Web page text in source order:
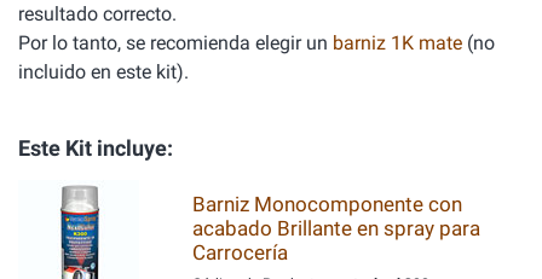
resultado correcto.
Por lo tanto, se recomienda elegir un barniz 1K mate (no
incluido en este kit).
Este Kit incluye:
Barniz Monocomponente con
acabado Brillante en spray para
Carrocería